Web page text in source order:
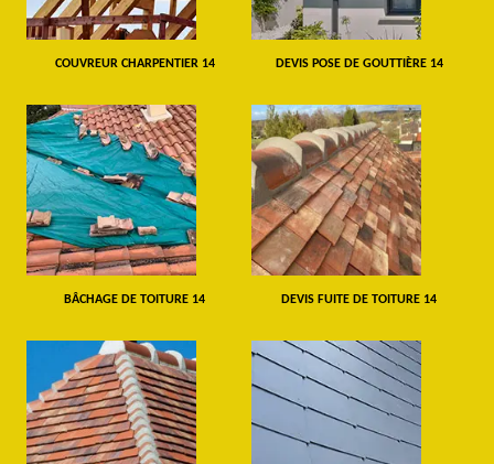
COUVREUR CHARPENTIER 14 DEVIS POSE DE GOUTTIÈRE 14
BÂCHAGE DE TOITURE 14 DEVIS FUITE DE TOITURE 14